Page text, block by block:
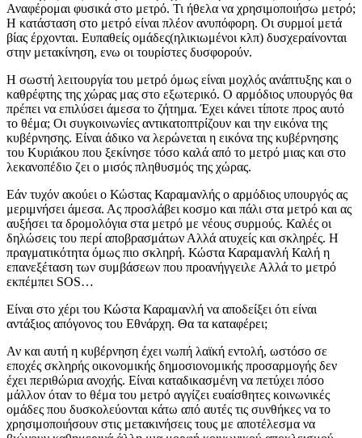
Αναφέρομαι φυσικά στο μετρό. Τι ήθελα να χρησιμοποιήσω μετρό;
Η κατάσταση στο μετρό είναι πλέον ανυπόφορη. Οι συρμοί μετά
βίας έρχονται. Ευπαθείς ομάδες(ηλικιωμένοι κλπ) δυσχεραίνονται
στην μετακίνηση, ενω οι τουρίστες δυσφορούν.
Η σωστή λειτουργία του μετρό όμως είναι μοχλός ανάπτυξης και ο
καθρέφτης της χώρας μας στο εξωτερικό. Ο αρμόδιος υπουργός θα
πρέπει να επιλύσει άμεσα το ζήτημα. Έχει κάνει τίποτε προς αυτό
το θέμα; Οι συγκοινωνίες αντικατοπτρίζουν και την εικόνα της
κυβέρνησης. Είναι άδικο να λερώνεται η εικόνα της κυβέρνησης
του Κυριάκου που ξεκίνησε τόσο καλά από το μετρό μιας και στο
λεκανοπέδιο ζει ο μισός πληθυσμός της χώρας.
Εάν τυχόν ακούει ο Κώστας Καραμανλής ο αρμόδιος υπουργός ας
μεριμνήσει άμεσα. Ας προσλάβει κοσμο και πάλι στα μετρό και ας
αυξήσει τα δρομολόγια στα μετρό με νέους συρμούς. Καλές οι
δηλώσεις του περί αποβρασμάτων Αλλά ατυχείς και σκληρές. Η
πραγματικότητα όμως πιο σκληρή. Κώστα Καραμανλή Καλή η
επανεξέταση των συμβάσεων που προανήγγειλε Αλλά το μετρό
εκπέμπει SOS…
Είναι στο χέρι του Κώστα Καραμανλή να αποδείξει ότι είναι
αντάξιος απόγονος του Εθνάρχη. Θα τα καταφέρει;
Αν και αυτή η κυβέρνηση έχει νωπή λαϊκή εντολή, ωστόσο σε
εποχές σκληρής οικονομικής δημοσιονομικής προσαρμογής δεν
έχει περιθώρια ανοχής. Είναι καταδικασμένη να πετύχει πόσο
μάλλον όταν το θέμα του μετρό αγγίζει ευαίσθητες κοινωνικές
ομάδες που δυσκολεύονται κάτω από αυτές τις συνθήκες να το
χρησιμοποιήσουν στις μετακινήσεις τους με αποτέλεσμα να